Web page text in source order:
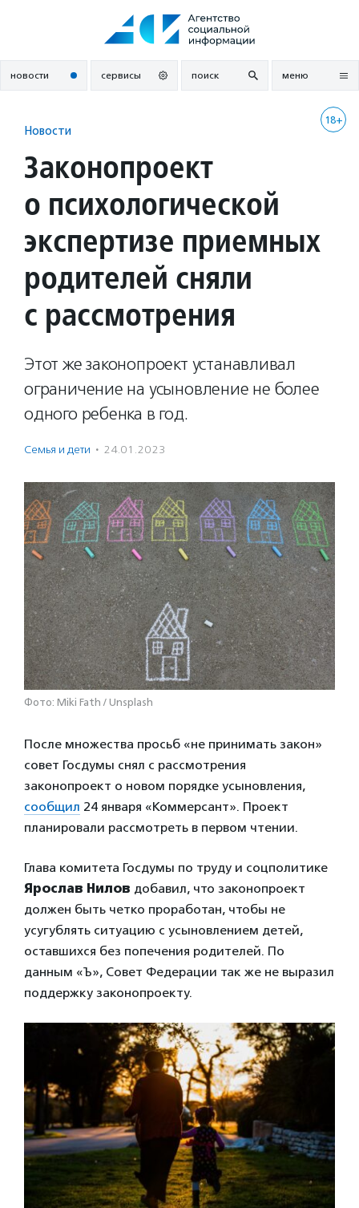
новости сервисы поиск меню
18+
Новости
Законопроект
о психологической
экспертизе приемных
родителей сняли
с рассмотрения
Этот же законопроект устанавливал
ограничение на усыновление не более
одного ребенка в год.
Семья и дети · 24.01.2023
Фото: Miki Fath / Unsplash
После множества просьб «не принимать закон»
совет Госдумы снял с рассмотрения
законопроект о новом порядке усыновления,
сообщил 24 января «Коммерсант». Проект
планировали рассмотреть в первом чтении.
Глава комитета Госдумы по труду и соцполитике
Ярослав Нилов добавил, что законопроект
должен быть четко проработан, чтобы не
усугублять ситуацию с усыновлением детей,
оставшихся без попечения родителей. По
данным «Ъ», Совет Федерации так же не выразил
поддержку законопроекту.